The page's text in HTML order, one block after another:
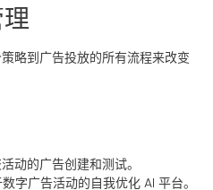
略到广告投放的所有流程来改变
动的广告创建和测试。
字广告活动的自我优化 AI 平台。